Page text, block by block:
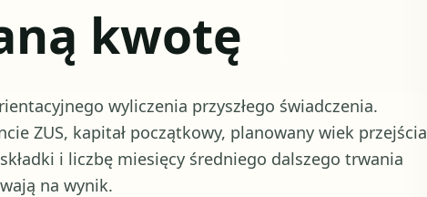
kwotę
wyliczenia przyszłego świadczenia.
ZUS, kapitał początkowy, planowany wiek przejścia
i liczbę miesięcy średniego dalszego trwania
na wynik.